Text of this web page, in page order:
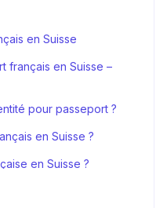
en Suisse
français en Suisse –
pour passeport ?
en Suisse ?
en Suisse ?